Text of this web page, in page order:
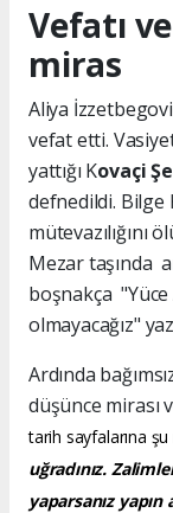
Vefatı
miras
Aliya
vefat etti.
yattığı Kovaçi
defnedildi. Bilge
mütevazılığını
Mezar taşında
boşnakça
olmayacağız"
Ardında
düşünce mirası
tarih sayfalarına şu
uğradınız.
yaparsanız